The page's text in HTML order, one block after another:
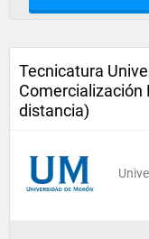
Tecnicatura
Comercialización
distancia)